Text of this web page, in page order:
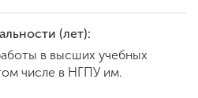
(лет):
в высших учебных
числе в НГПУ им.